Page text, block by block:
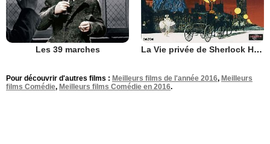
Les 39 marches La Vie privée de Sherlock Holmes
Pour découvrir d'autres films : Meilleurs films de l'année 2016, Meilleurs
films Comédie, Meilleurs films Comédie en 2016.